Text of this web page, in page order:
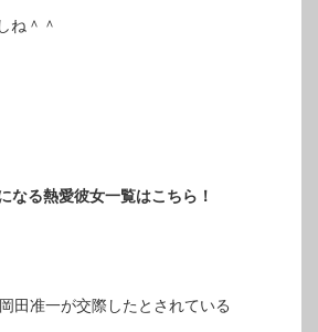
ね＾＾
なる熱愛彼女一覧はこちら！
田准一が交際したとされている